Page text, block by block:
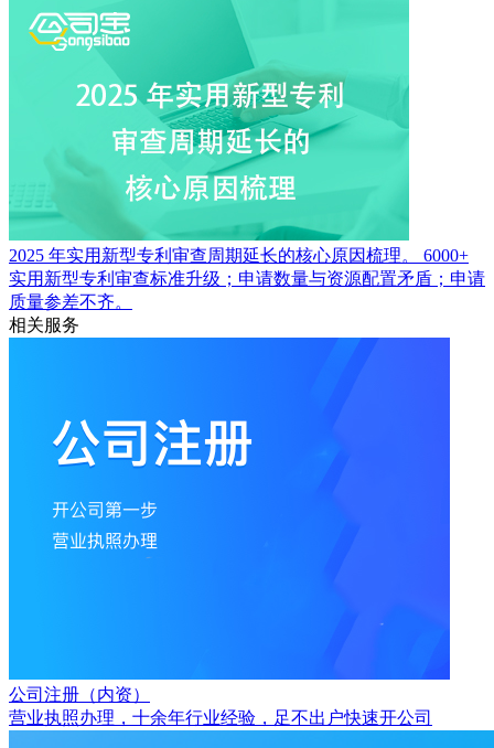
2025 年实用新型专利审查周期延长的核心原因梳理。
6000+
实用新型专利审查标准升级；申请数量与资源配置矛盾；申请
质量参差不齐。
相关服务
公司注册（内资）
营业执照办理，十余年行业经验，足不出户快速开公司